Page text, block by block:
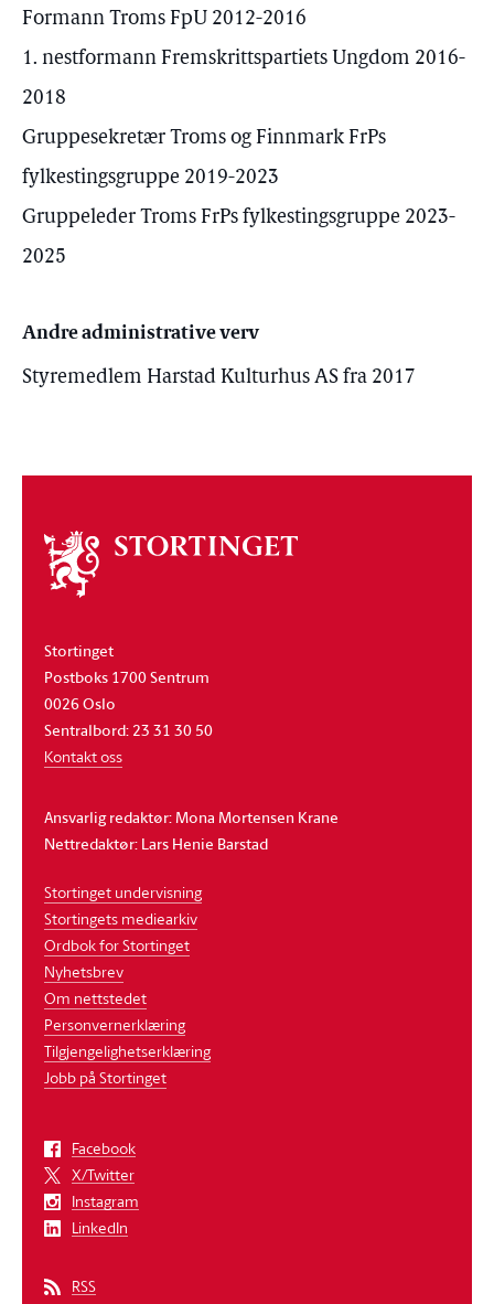
Formann Troms FpU 2012-2016
1. nestformann Fremskrittspartiets Ungdom 2016-
2018
Gruppesekretær Troms og Finnmark FrPs
fylkestingsgruppe 2019-2023
Gruppeleder Troms FrPs fylkestingsgruppe 2023-
2025
Andre administrative verv
Styremedlem Harstad Kulturhus AS fra 2017
Om
stortinget
Stortinget
Postboks 1700 Sentrum
0026 Oslo
Sentralbord: 23 31 30 50
Kontakt oss
Ansvarlig redaktør: Mona Mortensen Krane
Nettredaktør: Lars Henie Barstad
Stortinget undervisning
Stortingets mediearkiv
Ordbok for Stortinget
Nyhetsbrev
Om nettstedet
Personvernerklæring
Tilgjengelighetserklæring
Jobb på Stortinget
Facebook
X/Twitter
Instagram
LinkedIn
RSS